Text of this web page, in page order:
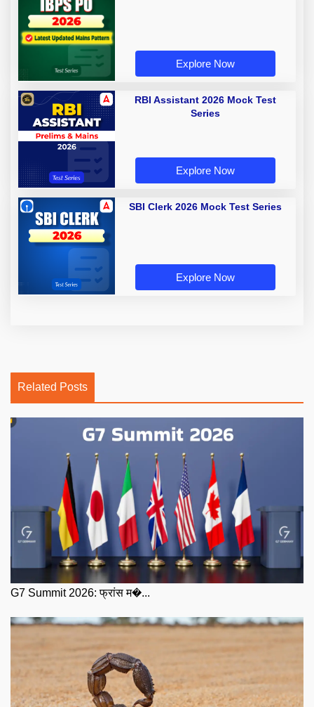
Explore Now
RBI Assistant 2026 Mock Test
Series
Explore Now
SBI Clerk 2026 Mock Test Series
Explore Now
Related Posts
G7 Summit 2026: फ्रांस म�...